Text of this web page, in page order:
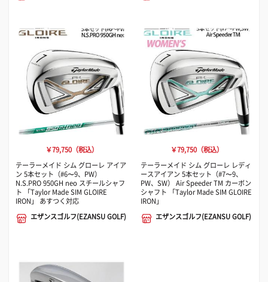
￥79,750（税込）
テーラーメイド シム グローレ アイア
ン 5本セット（#6〜9、PW）
N.S.PRO 950GH neo スチールシャフ
ト 「Taylor Made SIM GLOIRE
IRON」 あすつく対応
エザンスゴルフ(EZANSU GOLF)
￥79,750（税込）
テーラーメイド シム グローレ レディ
ースアイアン 5本セット（#7〜9、
PW、SW） Air Speeder TM カーボン
シャフト 「Taylor Made SIM GLOIRE
IRON」
エザンスゴルフ(EZANSU GOLF)